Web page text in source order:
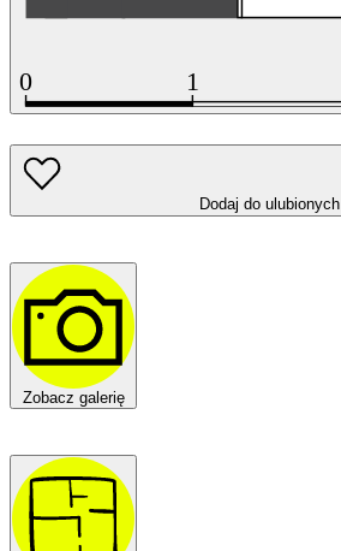
Dodaj do ulubionych
Zobacz galerię